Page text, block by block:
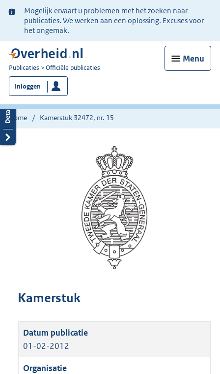
Ter
informatie:
Mogelijk ervaart u problemen met het zoeken naar
publicaties. We werken aan een oplossing. Excuses voor
het ongemak.
Menu
U
bent
nu
hier:
Publicaties Officiële publicaties
Inloggen
Home Kamerstuk 32472, nr. 15
Kamerstuk
01-02-2012